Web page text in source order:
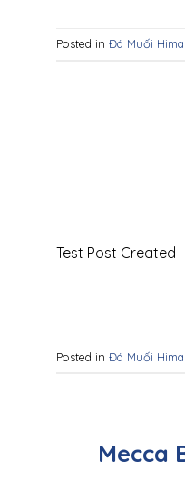
Posted in Đá Muối
Test Post Created
Posted in Đá Muối
Mecca